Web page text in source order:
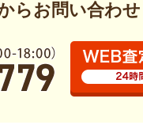
らお問い合わ